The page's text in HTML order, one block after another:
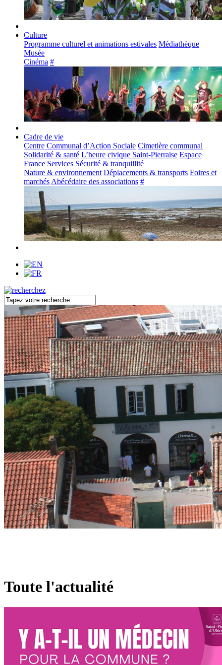
Culture
Programme culturel et animations estivales Médiathèque
Musée
Cinéma #
Cadre de vie
Centre Communal d’Action Sociale Cimetière communal
Solidarité & santé L’heure civique Saint-Pierraise Espace
France Services Sécurité & tranquillité
Nature & environnement Déplacements & transports Foires et
marchés Abécédaire des associations #
Toute l'actualité